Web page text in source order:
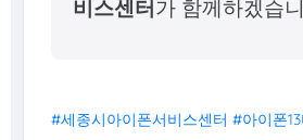
비스센터 가 함께하겠습
#세종시아이폰서비스센터 #아이폰